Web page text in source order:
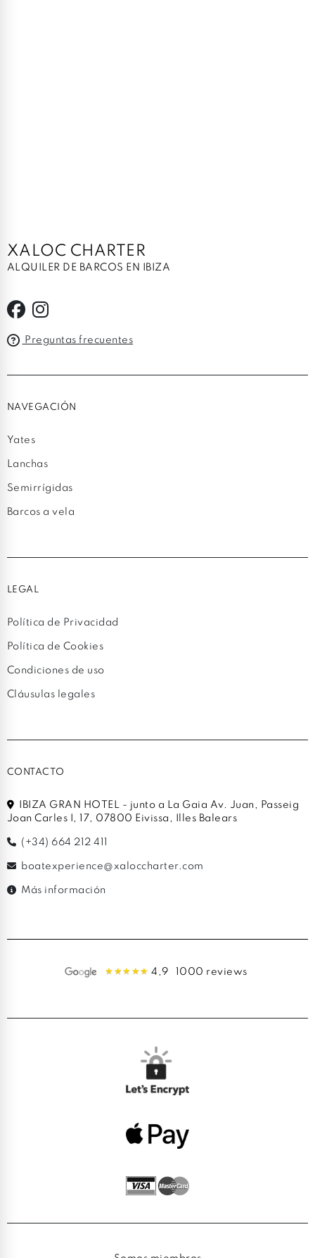
XALOC CHARTER
ALQUILER DE BARCOS EN IBIZA
Preguntas frecuentes
NAVEGACIÓN
Yates
Lanchas
Semirrígidas
Barcos a vela
LEGAL
Política de Privacidad
Política de Cookies
Condiciones de uso
Cláusulas legales
CONTACTO
IBIZA GRAN HOTEL - junto a La Gaia Av. Juan, Passeig
Joan Carles I, 17, 07800 Eivissa, Illes Balears
(+34) 664 212 411
boatexperience@xaloccharter.com
Más información
4,9 1000 reviews